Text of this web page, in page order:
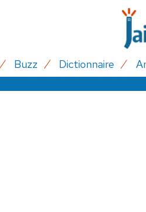
Buzz Dictionnaire